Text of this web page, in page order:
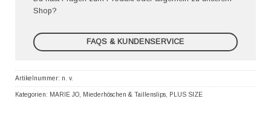
Shop?
FAQS & KUNDENSERVICE
Artikelnummer: n. v.
Kategorien: MARIE JO Miederhöschen & Taillenslips PLUS SIZE